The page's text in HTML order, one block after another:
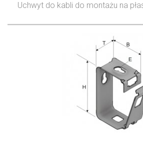
Uchwyt do kabli do montażu na